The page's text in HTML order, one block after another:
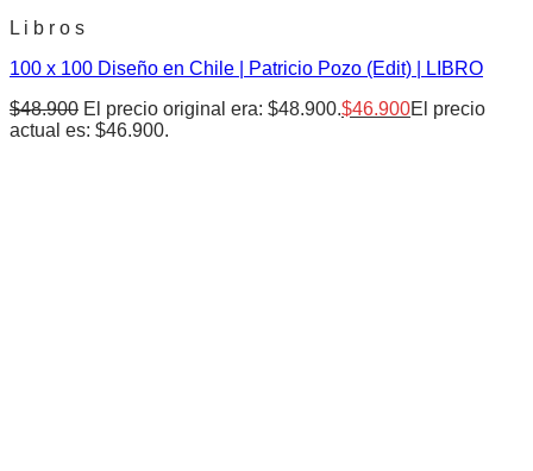
L i b r o s
100 x 100 Diseño en Chile | Patricio Pozo (Edit) | LIBRO
$48.900 El precio original era: $48.900.$46.900El precio
actual es: $46.900.